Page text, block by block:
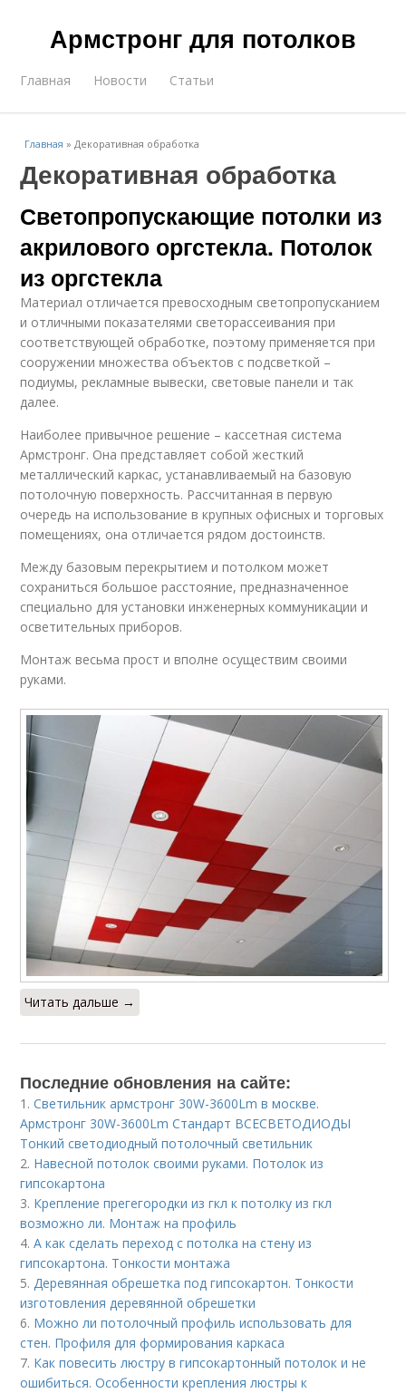
Армстронг для потолков
Главная Новости Статьи
Главная »Декоративная обработка
Декоративная обработка
Светопропускающие потолки из
акрилового оргстекла. Потолок
из оргстекла
Материал отличается превосходным светопропусканием
и отличными показателями светорассеивания при
соответствующей обработке, поэтому применяется при
сооружении множества объектов с подсветкой –
подиумы, рекламные вывески, световые панели и так
далее.
Наиболее привычное решение – кассетная система
Армстронг. Она представляет собой жесткий
металлический каркас, устанавливаемый на базовую
потолочную поверхность. Рассчитанная в первую
очередь на использование в крупных офисных и торговых
помещениях, она отличается рядом достоинств.
Между базовым перекрытием и потолком может
сохраниться большое расстояние, предназначенное
специально для установки инженерных коммуникации и
осветительных приборов.
Монтаж весьма прост и вполне осуществим своими
руками.
Читать дальше →
Последние обновления на сайте:
1.Светильник армстронг 30W-3600Lm в москве.
Армстронг 30W-3600Lm Стандарт ВСЕСВЕТОДИОДЫ
Тонкий светодиодный потолочный светильник
2. Навесной потолок своими руками. Потолок из
гипсокартона
3. Крепление прегегородки из гкл к потолку из гкл
возможно ли. Монтаж на профиль
4.А как сделать переход с потолка на стену из
гипсокартона. Тонкости монтажа
5.Деревянная обрешетка под гипсокартон. Тонкости
изготовления деревянной обрешетки
6. Можно ли потолочный профиль использовать для
стен. Профиля для формирования каркаса
7. Как повесить люстру в гипсокартонный потолок и не
ошибиться. Особенности крепления люстры к